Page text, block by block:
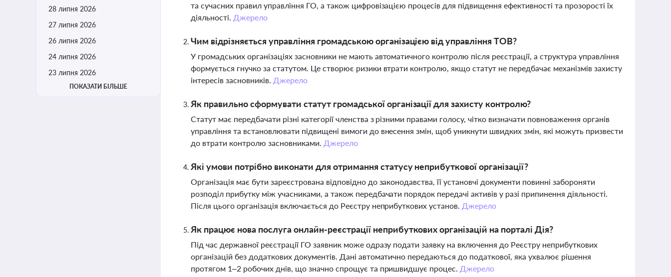
28 липня 2026
27 липня 2026
26 липня 2026
24 липня 2026
23 липня 2026
ПОКАЗАТИ БІЛЬШЕ
та сучасних правил управління ГО, а також цифровізацією процесів для підвищення ефективності та прозорості їх
діяльності. Джерело
Чим відрізняється управління громадською організацією від управління ТОВ?
У громадських організаціях засновники не мають автоматичного контролю після реєстрації, а структура управління
формується гнучко за статутом. Це створює ризики втрати контролю, якщо статут не передбачає механізмів захисту
інтересів засновників. Джерело
Як правильно сформувати статут громадської організації для захисту контролю?
Статут має передбачати різні категорії членства з різними правами голосу, чітко визначати повноваження органів
управління та встановлювати підвищені вимоги до внесення змін, щоб уникнути швидких змін, які можуть призвести
до втрати контролю засновниками. Джерело
Які умови потрібно виконати для отримання статусу неприбуткової організації?
Організація має бути зареєстрована відповідно до законодавства, її установчі документи повинні забороняти
розподіл прибутку між учасниками, а також передбачати порядок передачі активів у разі припинення діяльності.
Після цього організація включається до Реєстру неприбуткових установ. Джерело
Як працює нова послуга онлайн-реєстрації неприбуткових організацій на порталі Дія?
Під час державної реєстрації ГО заявник може одразу подати заявку на включення до Реєстру неприбуткових
організацій без додаткових документів. Дані автоматично передаються до податкової, яка ухвалює рішення
протягом 1–2 робочих днів, що значно спрощує та пришвидшує процес. Джерело